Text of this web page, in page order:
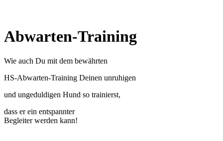
Abwarten-Training
Wie auch Du mit dem bewährten
HS-Abwarten-Training Deinen unruhigen
und ungeduldigen Hund so trainierst,
dass er ein entspannter
Begleiter werden kann!